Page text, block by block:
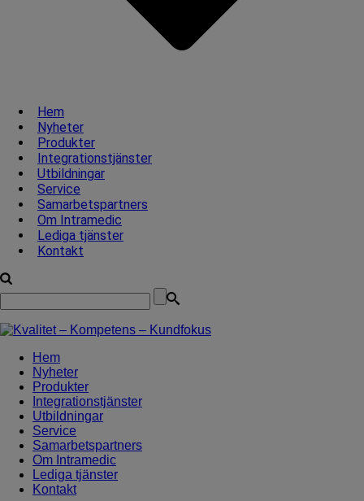
Hem
Nyheter
Produkter
Integrationstjänster
Utbildningar
Service
Samarbetspartners
Om Intramedic
Lediga tjänster
Kontakt
Hem
Nyheter
Produkter
Integrationstjänster
Utbildningar
Service
Samarbetspartners
Om Intramedic
Lediga tjänster
Kontakt